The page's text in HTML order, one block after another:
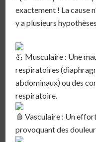
exactement ! La cause
y a plusieurs hypothèses⁣
Musculaire : Une
respiratoires
abdominaux) ou des
respiratoire.⁣
Vasculaire : Un
provoquant des